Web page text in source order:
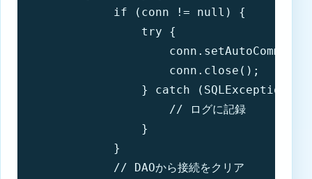
            if (conn != null) {
                try {
                    conn.close();
} catch (SQLException e)
                    // ログに記録
                }
            }
            // DAOから接続をクリア